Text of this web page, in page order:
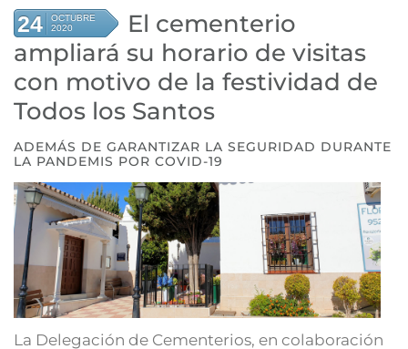
24
OCTUBRE
2020
El cementerio
ampliará su horario de visitas
con motivo de la festividad de
Todos los Santos
ADEMÁS DE GARANTIZAR LA SEGURIDAD DURANTE
LA PANDEMIS POR COVID-19
La Delegación de Cementerios, en colaboración